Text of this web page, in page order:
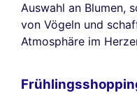
Auswahl an Blumen,
von Vögeln und
Atmosphäre im